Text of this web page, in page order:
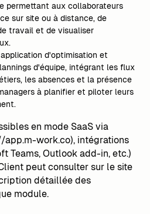
permettant aux collaborateurs
sur site ou à distance, de
travail et de visualiser
d'optimisation et
d'équipe, intégrant les flux
les absences et la présence
à planifier et piloter leurs
en mode SaaS via
work.co), intégrations
Teams, Outlook add-in, etc.)
peut consulter sur le site
détaillée des
module.